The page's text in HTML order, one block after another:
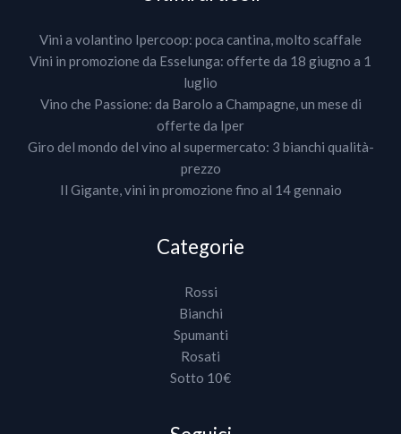
Vini a volantino Ipercoop: poca cantina, molto scaffale
Vini in promozione da Esselunga: offerte da 18 giugno a 1
luglio
Vino che Passione: da Barolo a Champagne, un mese di
offerte da Iper
Giro del mondo del vino al supermercato: 3 bianchi qualità-
prezzo
Il Gigante, vini in promozione fino al 14 gennaio
Categorie
Rossi
Bianchi
Spumanti
Rosati
Sotto 10€